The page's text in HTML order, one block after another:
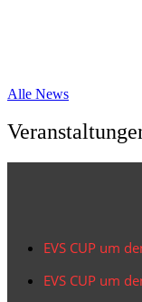
EVS CUP um
FC Germania